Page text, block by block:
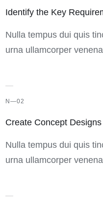
Identify the Key
Nulla tempus dui quis
urna ullamcorper
N—02
Create Concept Designs
Nulla tempus dui quis
urna ullamcorper